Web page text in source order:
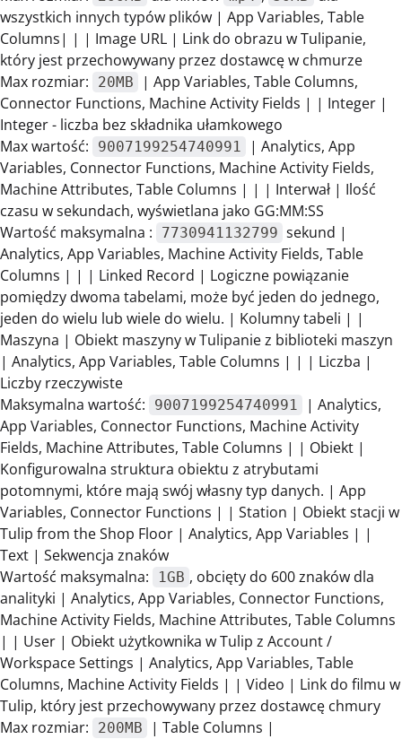
wszystkich innych typów plików | App Variables, Table
Columns| | | Image URL | Link do obrazu w Tulipanie,
który jest przechowywany przez dostawcę w chmurze
Max rozmiar:
20MB
| App Variables, Table Columns,
Connector Functions, Machine Activity Fields | | Integer |
Integer - liczba bez składnika ułamkowego
Max wartość:
9007199254740991
| Analytics, App
Variables, Connector Functions, Machine Activity Fields,
Machine Attributes, Table Columns | | | Interwał | Ilość
czasu w sekundach, wyświetlana jako GG:MM:SS
Wartość maksymalna :
7730941132799 sekund |
Analytics, App Variables, Machine Activity Fields, Table
Columns | | | Linked Record | Logiczne powiązanie
pomiędzy dwoma tabelami, może być jeden do jednego,
jeden do wielu lub wiele do wielu. | Kolumny tabeli | |
Maszyna | Obiekt maszyny w Tulipanie z biblioteki maszyn
| Analytics, App Variables, Table Columns | | | Liczba |
Liczby rzeczywiste
Maksymalna wartość:
9007199254740991
| Analytics,
App Variables, Connector Functions, Machine Activity
Fields, Machine Attributes, Table Columns | | Obiekt |
Konfigurowalna struktura obiektu z atrybutami
potomnymi, które mają swój własny typ danych. | App
Variables, Connector Functions | | Station | Obiekt stacji w
Tulip from the Shop Floor | Analytics, App Variables | |
Text | Sekwencja znaków
Wartość maksymalna:
1GB , obcięty do 600 znaków dla
analityki | Analytics, App Variables, Connector Functions,
Machine Activity Fields, Machine Attributes, Table Columns
| | User | Obiekt użytkownika w Tulip z Account /
Workspace Settings | Analytics, App Variables, Table
Columns, Machine Activity Fields | | Video | Link do filmu w
Tulip, który jest przechowywany przez dostawcę chmury
Max rozmiar:
200MB | Table Columns |